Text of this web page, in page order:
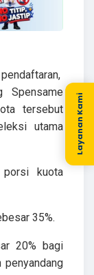
Spensame
tersebut
utama
kuota
35%.
20% bagi
Layanan Kami